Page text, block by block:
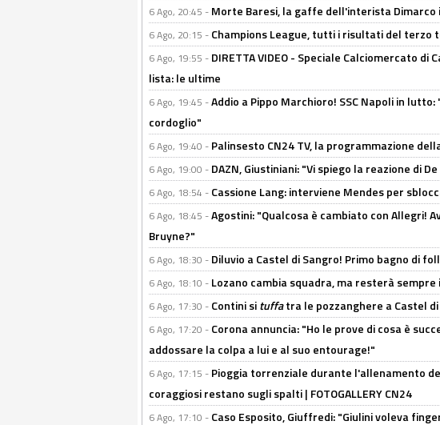
6 Ago, 20:45 - Morte Baresi, la gaffe dell'interista Dimarco
6 Ago, 20:15 - Champions League, tutti i risultati del terzo
6 Ago, 19:55 - DIRETTA VIDEO - Speciale Calciomercato di
lista: le ultime
6 Ago, 19:45 -Addio a Pippo Marchioro! SSC Napoli in
cordoglio"
6 Ago, 19:40 - Palinsesto CN24 TV, la programmazione
6 Ago, 19:00 - DAZN, Giustiniani: "Vi spiego la reazione di
6 Ago, 18:54 - Cassione Lang: interviene Mendes per
6 Ago, 18:45 -Agostini: "Qualcosa è cambiato con Allegri!
Bruyne?"
6 Ago, 18:30 - Diluvio a Castel di Sangro! Primo bagno di
6 Ago, 18:10 - Lozano cambia squadra, ma resterà
6 Ago, 17:30 - Contini situffatra le pozzanghere a Castel di
6 Ago, 17:20 - Corona annuncia: "Ho le prove di cosa è
addossare la colpa a lui e al suo entourage!"
6 Ago, 17:15 - Pioggia torrenziale durante l'allenamento
coraggiosi restano sugli spalti | FOTOGALLERY CN24
6 Ago, 17:10 - Caso Esposito, Giuffredi: "Giulini voleva